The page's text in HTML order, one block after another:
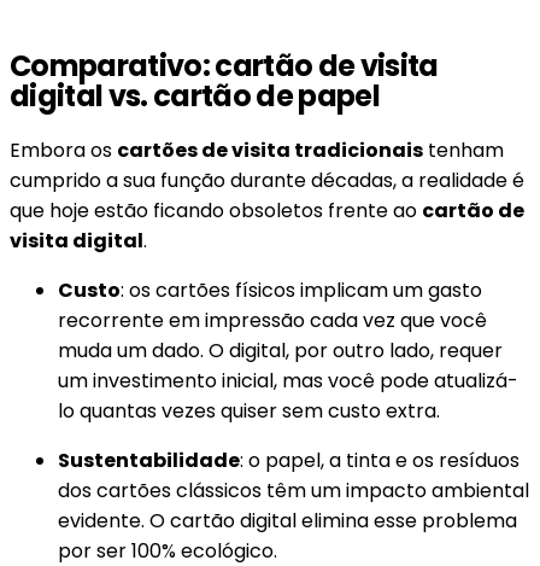
Comparativo: cartão de visita
digital vs. cartão de papel
Embora os cartões de visita tradicionais tenham
cumprido a sua função durante décadas, a realidade é
que hoje estão ficando obsoletos frente ao cartão de
visita digital.
Custo: os cartões físicos implicam um gasto
recorrente em impressão cada vez que você
muda um dado. O digital, por outro lado, requer
um investimento inicial, mas você pode atualizá-
lo quantas vezes quiser sem custo extra.
Sustentabilidade: o papel, a tinta e os resíduos
dos cartões clássicos têm um impacto ambiental
evidente. O cartão digital elimina esse problema
por ser 100% ecológico.